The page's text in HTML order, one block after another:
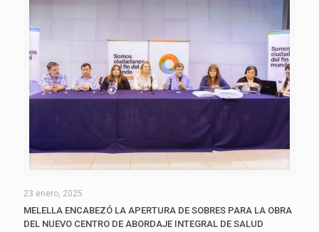
23 enero, 2025
MELELLA ENCABEZÓ LA APERTURA DE SOBRES PARA LA OBRA
DEL NUEVO CENTRO DE ABORDAJE INTEGRAL DE SALUD